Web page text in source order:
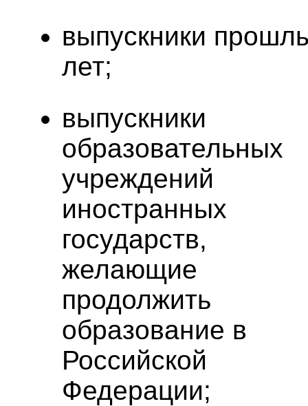
выпускники
лет;
выпускники
образовательных
учреждений
иностранных
государств,
желающие
продолжить
образование в
Российской
Федерации;